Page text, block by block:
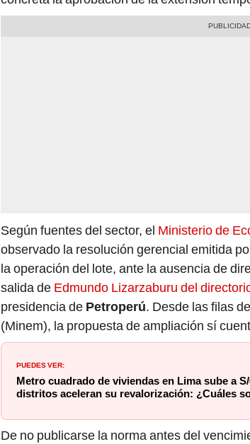
Según fuentes del sector, el Ministerio de
observado la resolución gerencial emitida
la operación del lote, ante la ausencia de
salida de Edmundo Lizarzaburu del
presidencia de Petroperú. Desde las filas
(Minem), la propuesta de ampliación sí
PUEDES VER:
Metro cuadrado de viviendas en Lima sube a
distritos aceleran su revalorización: ¿Cuáles
De no publicarse la norma antes del